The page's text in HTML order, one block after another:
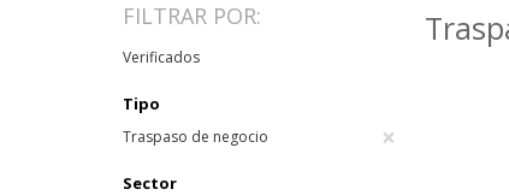
FILTRAR POR:
Verificados
Tipo
Traspaso de negocio ×
Sector